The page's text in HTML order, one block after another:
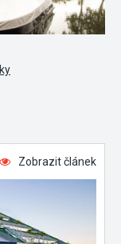
Zobrazit článek